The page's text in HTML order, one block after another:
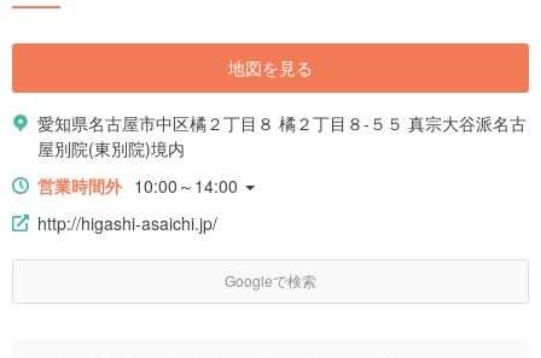
地図を見る
愛知県名古屋市中区橘２丁目８ 橘２丁目８-５５ 真宗大谷派名古
屋別院(東別院)境内
営業時間外 10:00～14:00
http://higashi-asaichi.jp/
Googleで検索